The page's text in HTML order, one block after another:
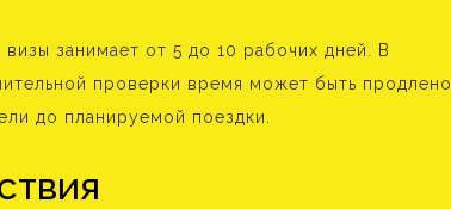
занимает от 5 до 10 рабочих дней. В
проверки время может быть продлено.
до планируемой поездки.